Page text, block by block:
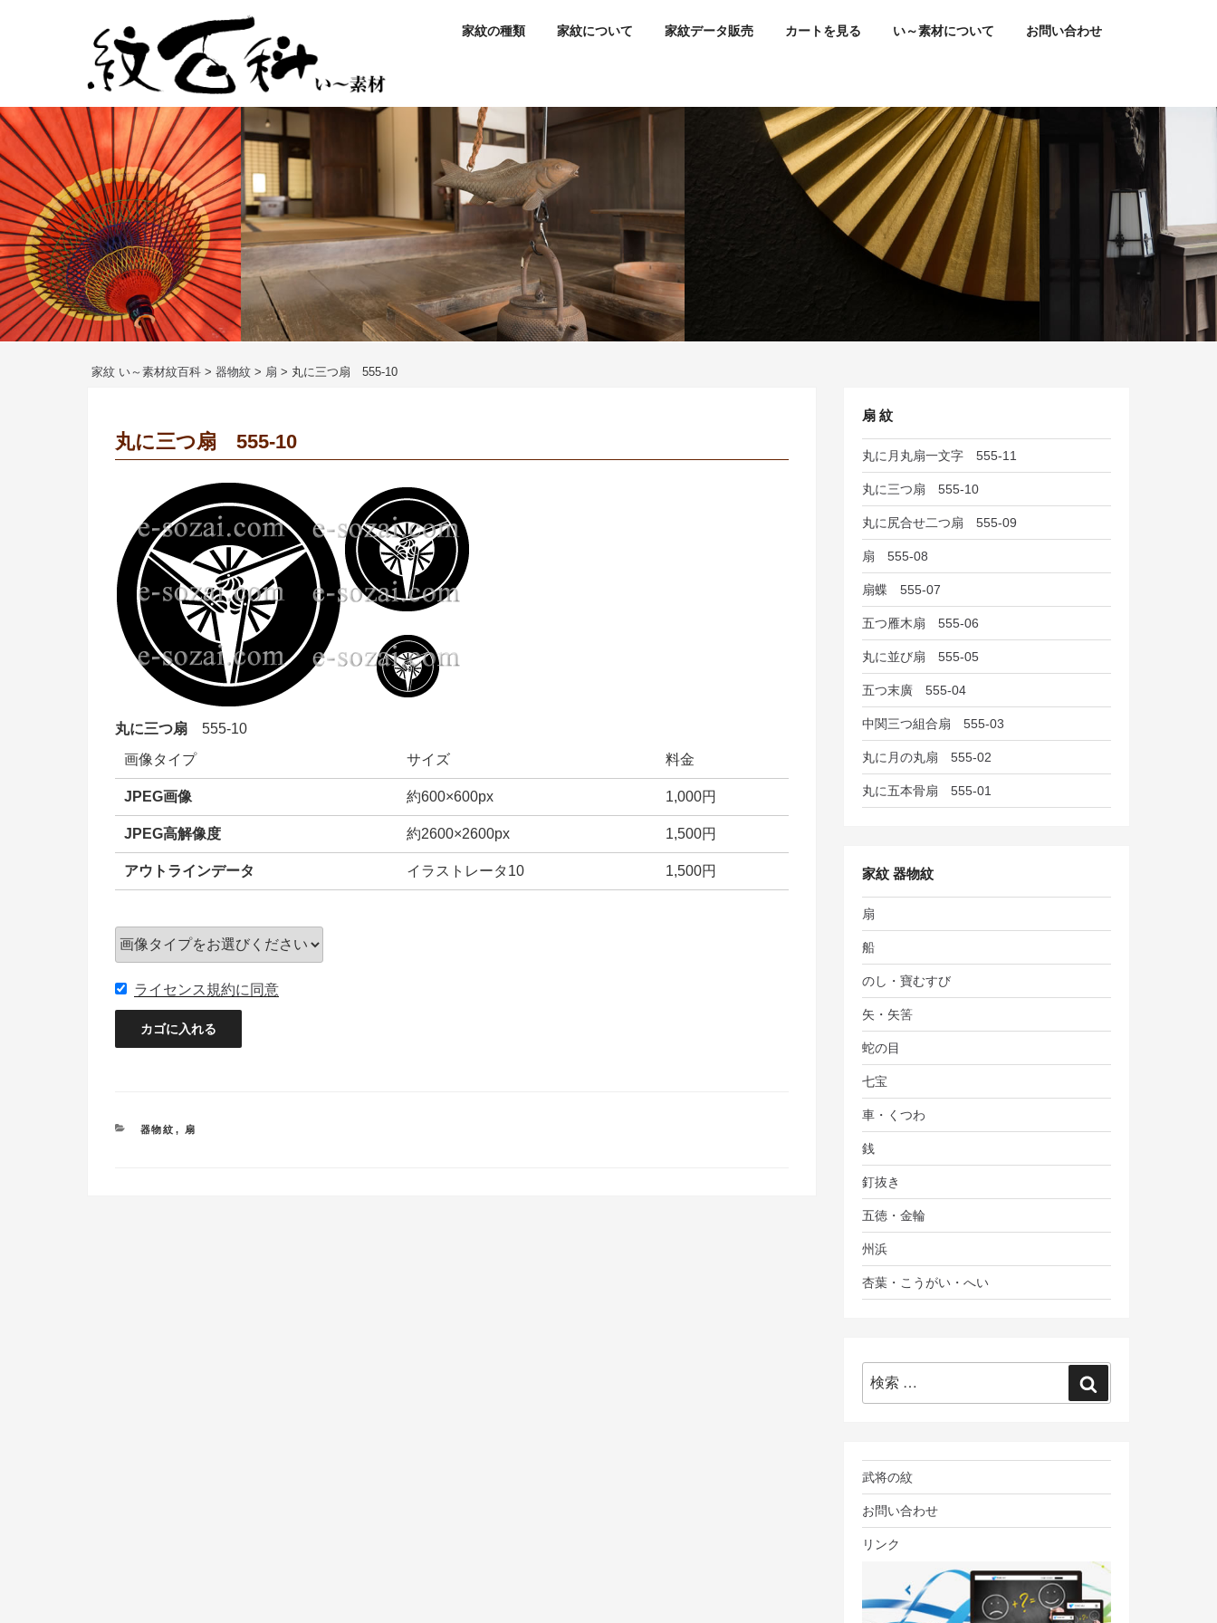
ツ
へ
ス
キ
ッ
プ
家紋の種類 家紋について 家紋データ販売 カートを見る い～素材について お問い合わせ
家紋 い～素材紋百科 > 器物紋 > 扇 > 丸に三つ扇 555-10
丸に三つ扇 555-10
丸に三つ扇 555-10
画像タイプ
サイズ 料金
JPEG画像 約600×600px 1,000円
JPEG高解像度 約2600×2600px 1,500円
アウトラインデータ イラストレータ10 1,500円
ライセンス規約に同意
カ
器物紋 , 扇
扇 紋
丸に月丸扇一文字 555-11
丸に三つ扇 555-10
丸に尻合せ二つ扇 555-09
扇 555-08
扇蝶 555-07
五つ雁木扇 555-06
丸に並び扇 555-05
五つ末廣 555-04
中関三つ組合扇 555-03
丸に月の丸扇 555-02
丸に五本骨扇 555-01
家紋 器物紋
扇
船
のし・寶むすび
矢・矢筈
蛇の目
七宝
車・くつわ
銭
釘抜き
五徳・金輪
州浜
杏葉・こうがい・へい
索:
索
武将の紋
お問い合わせ
リンク